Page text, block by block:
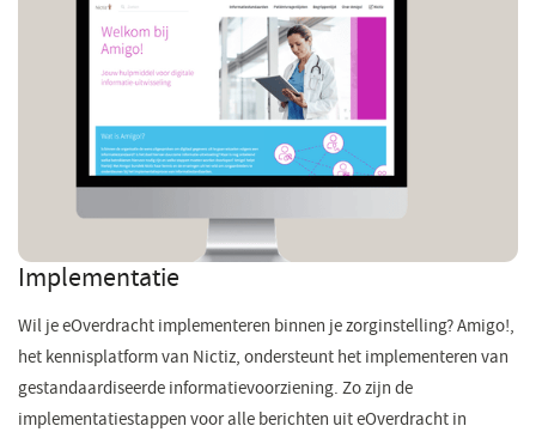
Implementatie
Wil je eOverdracht implementeren binnen je zorginstelling? Amigo!,
het kennisplatform van Nictiz, ondersteunt het implementeren van
gestandaardiseerde informatievoorziening. Zo zijn de
implementatiestappen voor alle berichten uit eOverdracht in